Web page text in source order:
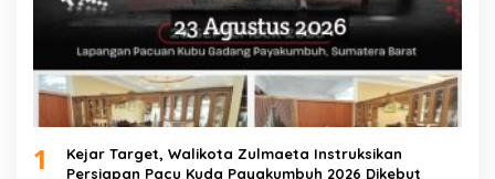
1
Kejar Target, Walikota Zulmaeta Instruksikan
Persiapan Pacu Kuda Payakumbuh 2026 Dikebut